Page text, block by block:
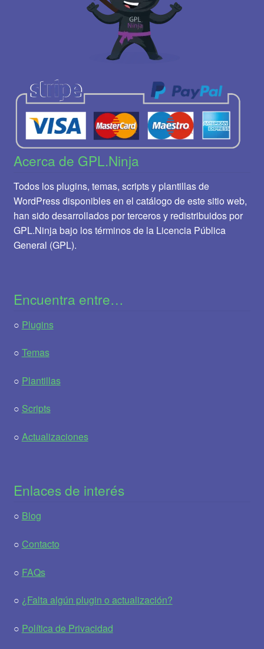
Acerca de GPL.Ninja
Todos los plugins, temas, scripts y plantillas de
WordPress disponibles en el catálogo de este sitio web,
han sido desarrollados por terceros y redistribuidos por
GPL.Ninja bajo los términos de la Licencia Pública
General (GPL).
Encuentra entre…
○ Plugins
○ Temas
○ Plantillas
○ Scripts
○ Actualizaciones
Enlaces de interés
○ Blog
○ Contacto
○ FAQs
○ ¿Falta algún plugin o actualización?
○ Política de Privacidad